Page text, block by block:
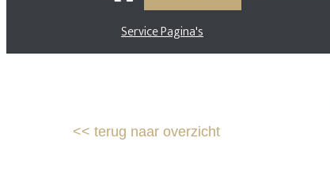
Service Pagina's
<< terug naar overzicht